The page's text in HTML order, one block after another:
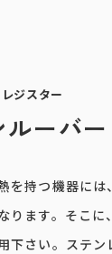
ジスター
ーバー
を持つ機器には
ります。そこに
下さい。ステン